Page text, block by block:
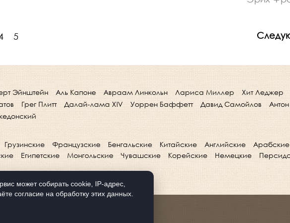
5
Эйнштейн Аль Капоне Авраам Линкольн Лариса Миллер
Хит Леджер
Грег Плитт Далай-лама XIV Уоррен Баффетт Давид Самойлов
Грузинские Французские Бенгальские Китайские Английские
Арабские
Египетские Монгольские Чувашские Корейские Немецкие
может собирать cookie, IP-адрес,
согласие на обработку этих данных.